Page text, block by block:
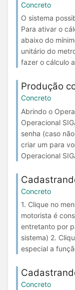
Concreto
O sistema
Para ativar o
abaixo do
unitário do
fazer o cálculo
Produção
Concreto
Abrindo o
Operacional
senha (caso
criar um para
Operacional
Concreto
1. Clique no
motorista é
entretanto por
sistema) 2.
especial a
Concreto